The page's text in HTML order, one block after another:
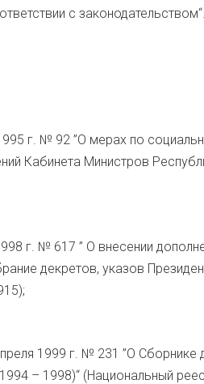
с законодательством“.
г. № 92 ”О мерах по
Кабинета Министров
г. № 617 ” О внесении
декретов, указов
1999 г. № 231 ”О
– 1998)“ (Национальный